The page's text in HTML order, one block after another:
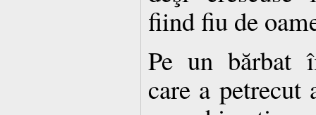
fiind fiu de
Pe un bărbat
care a petrecut